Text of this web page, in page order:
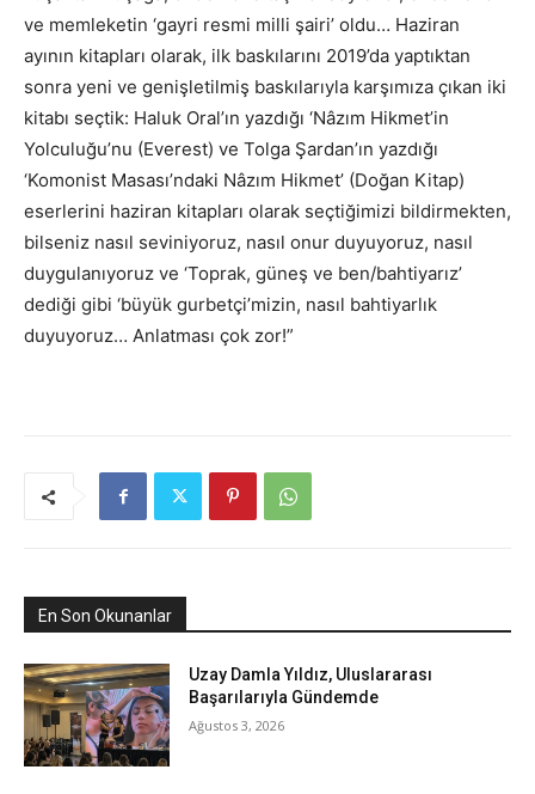
ve memleketin ‘gayri resmi milli şairi’ oldu… Haziran
ayının kitapları olarak, ilk baskılarını 2019’da yaptıktan
sonra yeni ve genişletilmiş baskılarıyla karşımıza çıkan iki
kitabı seçtik: Haluk Oral’ın yazdığı ‘Nâzım Hikmet’in
Yolculuğu’nu (Everest) ve Tolga Şardan’ın yazdığı
‘Komonist Masası’ndaki Nâzım Hikmet’ (Doğan Kitap)
eserlerini haziran kitapları olarak seçtiğimizi bildirmekten,
bilseniz nasıl seviniyoruz, nasıl onur duyuyoruz, nasıl
duygulanıyoruz ve ‘Toprak, güneş ve ben/bahtiyarız’
dediği gibi ‘büyük gurbetçi’mizin, nasıl bahtiyarlık
duyuyoruz… Anlatması çok zor!”
En Son Okunanlar
Uzay Damla Yıldız, Uluslararası
Başarılarıyla Gündemde
Ağustos 3, 2026